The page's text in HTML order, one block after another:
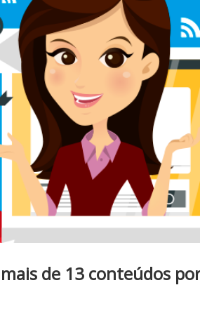
de 13 conteúdos